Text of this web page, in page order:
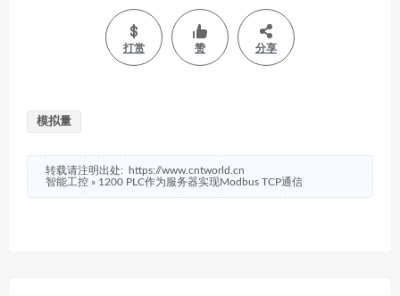
打赏 赞 分享
模拟量
转载请注明出处:
https://www.cntworld.cn
智能工控 » 1200 PLC作为服务器实现Modbus TCP通信